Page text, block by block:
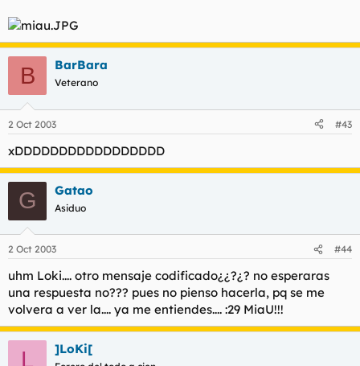
B BarBara
Veterano
2 Oct 2003 #43
xDDDDDDDDDDDDDDDDD
G Gatao
Asiduo
2 Oct 2003 #44
uhm Loki.... otro mensaje codificado¿¿?¿? no esperaras
una respuesta no??? pues no pienso hacerla, pq se me
volvera a ver la.... ya me entiendes.... :29 MiaU!!!
L ]LoKi[